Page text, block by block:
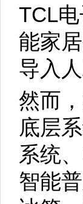
TCL
能家
导入
然而
底层
系统
智能